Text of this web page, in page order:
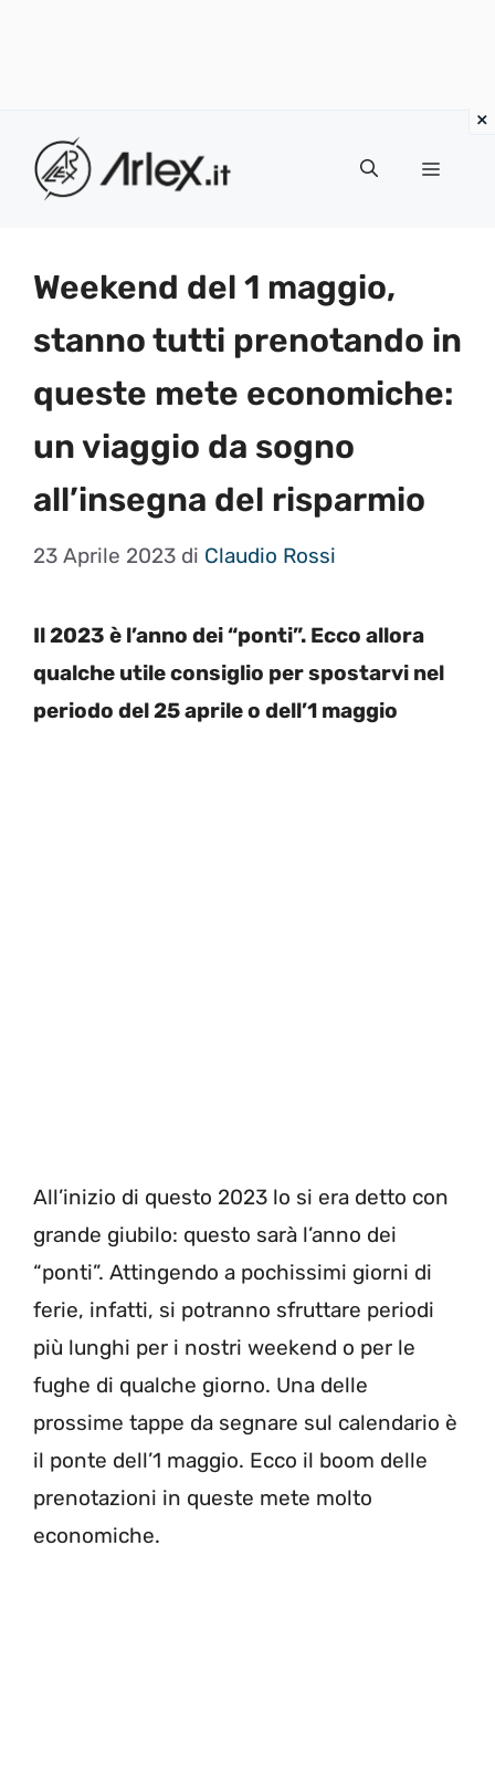
contenuto
Menu
Weekend del 1 maggio,
stanno tutti prenotando in
queste mete economiche:
un viaggio da sogno
all’insegna del risparmio
23 Aprile 2023 di Claudio Rossi
Il 2023 è l’anno dei “ponti”. Ecco allora
qualche utile consiglio per spostarvi nel
periodo del 25 aprile o dell’1 maggio
All’inizio di questo 2023 lo si era detto con
grande giubilo: questo sarà l’anno dei
“ponti”. Attingendo a pochissimi giorni di
ferie, infatti, si potranno sfruttare periodi
più lunghi per i nostri weekend o per le
fughe di qualche giorno. Una delle
prossime tappe da segnare sul calendario è
il ponte dell’1 maggio. Ecco il boom delle
prenotazioni in queste mete molto
economiche.